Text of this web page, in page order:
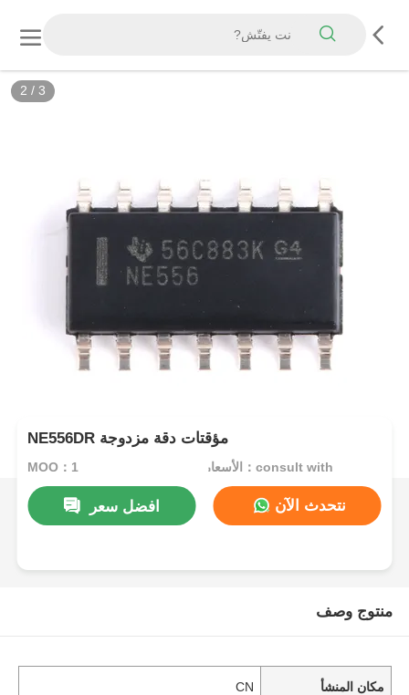
2 / 3
NE556DR مؤقتات دقة مزدوجة
MOQ：1 الأسعار：consult with
افضل سعر نتحدث الآن
منتوج وصف
مكان المنشأ CN